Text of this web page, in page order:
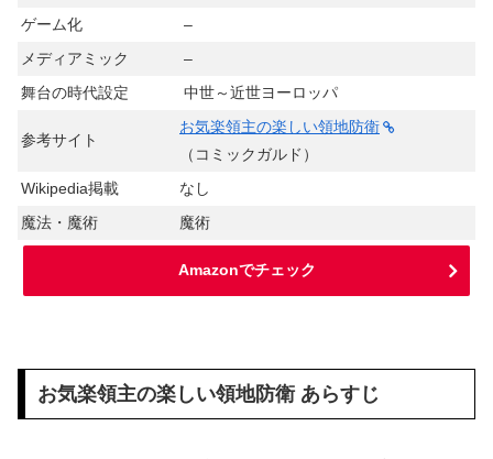
ゲーム化
–
メディアミック
–
舞台の時代設定
中世～近世ヨーロッパ
参考サイト
お気楽領主の楽しい領地防衛
（コミックガルド）
Wikipedia掲載
なし
魔法・魔術
魔術
Amazonでチェック
お気楽領主の楽しい領地防衛 あらすじ